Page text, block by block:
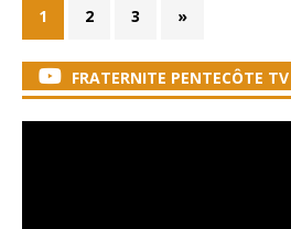
1 2 3 »
FRATERNITE PENTECÔTE TV